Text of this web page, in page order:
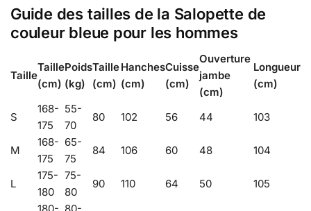
Guide des tailles de la Salopette de
couleur bleue pour les hommes
Taille
Taille
(cm)
Poids
(kg)
Taille
(cm)
Hanches
(cm)
Cuisse
(cm)
Ouverture
jambe
(cm)
Longueur
(cm)
S
168-
175
55-
70
80 102 56 44 103
M
168-
175
65-
75
84 106 60 48 104
L
175-
180
75-
80
90 110 64 50 105